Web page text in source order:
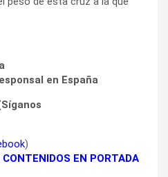
en España
)
EN PORTADA